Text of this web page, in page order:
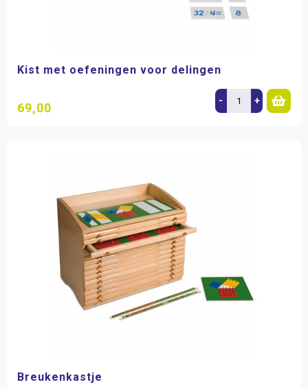
Kist met oefeningen voor delingen
69,00 - +
Breukenkastje